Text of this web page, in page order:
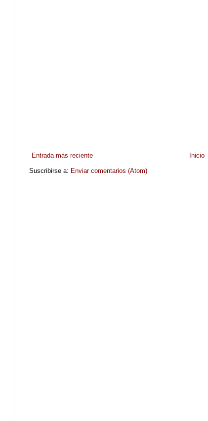
Entrada más reciente Inicio
Suscribirse a: Enviar comentarios (Atom)